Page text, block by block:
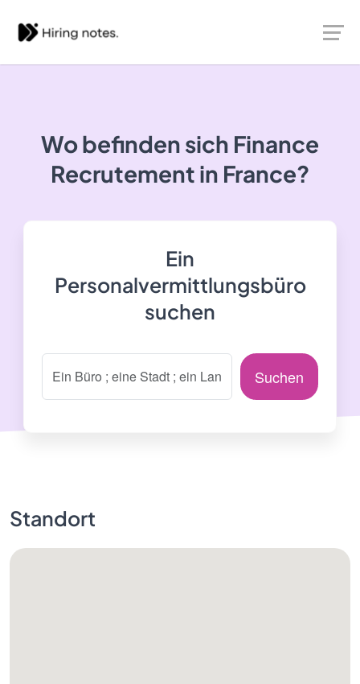
Wo befinden sich Finance
Recrutement in France?
Ein
Personalvermittlungsbüro
suchen
Suchen
Standort